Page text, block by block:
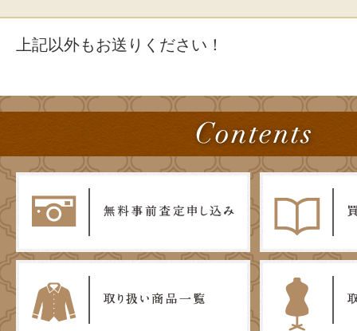
上記以外もお送りください！